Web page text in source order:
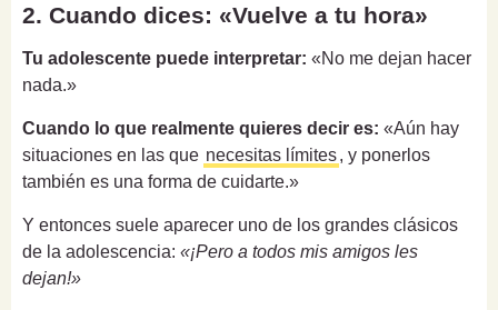
2. Cuando dices: «Vuelve a tu hora»
Tu adolescente puede interpretar: «No me dejan hacer
nada.»
Cuando lo que realmente quieres decir es: «Aún hay
situaciones en las que necesitas límites, y ponerlos
también es una forma de cuidarte.»
Y entonces suele aparecer uno de los grandes clásicos
de la adolescencia: «¡Pero a todos mis amigos les
dejan!»